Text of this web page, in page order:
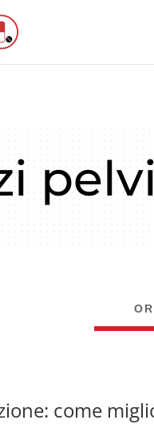
come